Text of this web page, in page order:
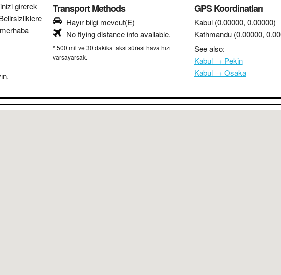
girerek
Transport Methods
Hayır bilgi mevcut(E)
No flying distance info available.
* 500 mil ve 30 dakika taksi süresi hava hızı
varsayarsak.
GPS Koordinatları
Kabul (0.00000, 0.00000)
Kathmandu (0.00000,
See also:
Kabul → Pekin
Kabul → Osaka